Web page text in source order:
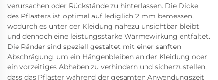
verursachen oder Rückstände zu hinterlassen. Die Dicke
des Pflasters ist optimal auf lediglich 2 mm bemessen,
wodurch es unter der Kleidung nahezu unsichtbar bleibt
und dennoch eine leistungsstarke Wärmewirkung entfaltet.
Die Ränder sind speziell gestaltet mit einer sanften
Abschrägung, um ein Hängenbleiben an der Kleidung oder
ein vorzeitiges Abheben zu verhindern und sicherzustellen,
dass das Pflaster während der gesamten Anwendungszeit